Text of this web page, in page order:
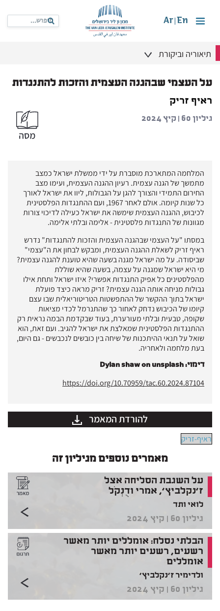
En
Ar
תיאוריה וביקורת
על העצמי שבהגנה העצמית והזכות להתנגדות
ראיף זריק
גיליון 60 | קיץ 2024
המלחמה המתארכת מוסברת על ידי ממשלת ישראל כמצב
מתמשך של הגנה עצמית. רעיון ההגנה העצמית, ועימו מצב
החירום התמידי והצורך להגן על הגבולות, ליוו את ישראל לאורך
כל שנות קיומה. אולם לאחר 1967, ועם ההתנגדות הפלסטינית
לכיבוש, ההגנה העצמית שימשה את ישראל כעילה לדיכוי צורות
מגוונות של התנגדות פלסטינית - אלימה ובלתי אלימה.
במסתו "על העצמי שבהגנה העצמית והזכות להתנגדות" נדרש
ראיף זריק לשאלת ההגנה העצמית, ומבקש לבחון את ה"עצמי"
שביסודה. על מה ישראל מגנה בשעה שהיא טוענת להגנה עצמית?
מי היא ישראל שמגנה על עצמה, בשעה שהיא שוללת
מהפלסטינים כל אפיק התנגדות אפשרי? איזו ישראל ותחת אילו
גבולות מניחה אותה הגנה עצמית? זריק מראה כיצד פועלת
ישראל בתוך ההקשר של ההתפשטות הטריטוריאלית שבו עצם
קיומו של הכיבוש נדחק לאחור כך שהתנרמל לכדי מציאות
שקופה, טבעית ובלתי מעורערת, בעוד שבקדמת הבמה נראית רק
ההתנגדות הפלסטינית שמאלצת את ישראל להגיב. ועם זאת, הוא
שואל על תנאי ההיתכנות של שיחה בין כובשים לנכבשים - גם היום,
בעת מלחמה ולאחריה.
דימוי: Dylan shaw on unsplash
https://doi.org/10.70959/tac.60.2024.87104
להורדת המאמר
ראיף-זריק
מאמרים נוספים מגיליון זה
על השגבת הסליחה אצל
ז'נקלביץ', אמרי ודֻנְקֹל
לואי ותד
גיליון 60 | קיץ 2024
הבלתי נסלח: אומללים יותר מאשר
רשעים, רשעים יותר מאשר
אומללים
ולדימיר ז'נקלביץ'
גיליון 60 | קיץ 2024